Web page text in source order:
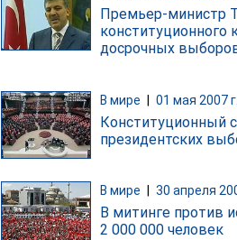
Премьер-министр
конституционного
досрочных
В мире | 01 мая 2007
Конституционный
президентских
В мире 30 апреля
В митинге против
2 000 000 человек